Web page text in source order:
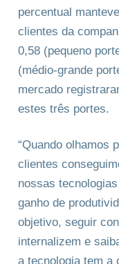
percentual
clientes da
0,58 (pequeno
(médio-grande
mercado
estes três portes.
“Quando olhamos
clientes
nossas
ganho de
objetivo, seguir
internalizem e
a tecnologia tem a